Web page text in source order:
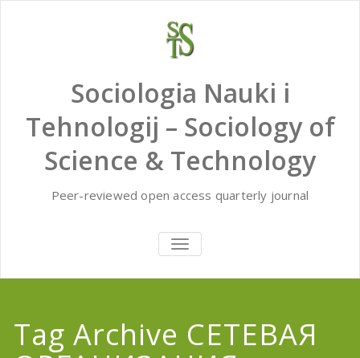
Sociologia Nauki i
Tehnologij – Sociology of
Science & Technology
Peer-reviewed open access quarterly journal
TOGGLE
NAVIGATION
Tag Archive СЕТЕВАЯ